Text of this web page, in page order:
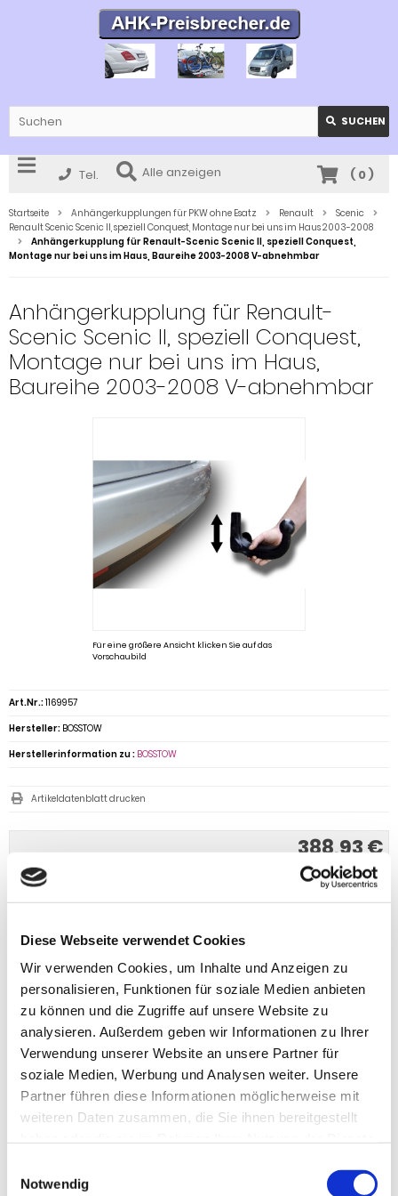
Diese Webseite verwendet Cookies
Wir verwenden Cookies, um Inhalte und Anzeigen zu
personalisieren, Funktionen für soziale Medien anbieten
zu können und die Zugriffe auf unsere Website zu
analysieren. Außerdem geben wir Informationen zu Ihrer
Verwendung unserer Website an unsere Partner für
soziale Medien, Werbung und Analysen weiter. Unsere
Partner führen diese Informationen möglicherweise mit
weiteren Daten zusammen, die Sie ihnen bereitgestellt
Notwendig
SUCHEN
Tel. Alle anzeigen ( 0)
Startseite Anhängerkupplungen für PKW ohne Esatz Renault
Scenic
Renault Scenic Scenic II, speziell Conquest, Montage nur bei uns im Haus 2003-2008
Anhängerkupplung für Renault-Scenic Scenic II, speziell Conquest,
Montage nur bei uns im Haus, Baureihe 2003-2008 V-abnehmbar
Anhängerkupplung für Renault-
Scenic Scenic II, speziell Conquest,
Montage nur bei uns im Haus,
Baureihe 2003-2008 V-abnehmbar
Für eine größere Ansicht klicken Sie auf das
Vorschaubild
388,93 €
inkl. 19 % MwSt. zzgl.
Versandkosten
Versandgruppe:
Art.Nr.:1169957
Hersteller: BOSSTOW
Herstellerinformation zu : BOSSTOW
Artikeldatenblatt drucken
PRODUKTBESCHREIBUNG